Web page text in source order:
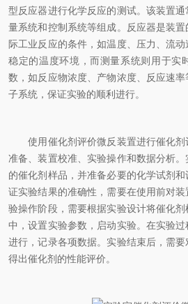
型反应器进行化学反应的测试。该装置
量系统和控制系统等组成。反应器是装
际工业反应的条件，如温度、压力、流
稳定的温度环境，而测量系统则用于实
数，如反应物浓度、产物浓度、反应速
子系统，保证实验的顺利进行。
使用催化剂评价微反装置进行催化剂
准备、装置校准、实验操作和数据分析
的催化剂样品，并准备必要的化学试剂
证实验结果的准确性，需要在使用前对
验操作阶段，需要根据实验设计将催化
中，设置实验参数，启动实验。在实验
进行，记录各项数据。实验结束后，需
得出催化剂的性能评价。